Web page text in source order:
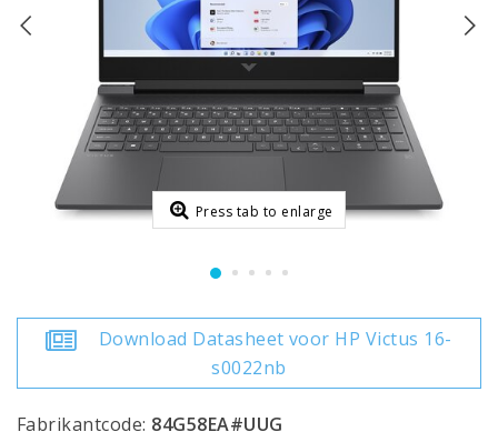
Press tab to enlarge
Download Datasheet voor HP Victus 16-
s0022nb
Fabrikantcode: 84G58EA#UUG